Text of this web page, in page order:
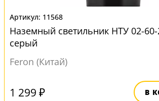
11568
Наземный светильник НТУ 02-60-
серый
Feron (Китай)
1 299 ₽ В